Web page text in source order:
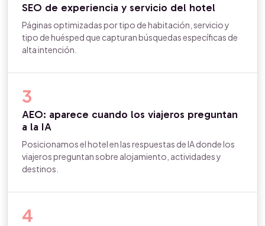
SEO de experiencia y servicio del hotel
Páginas optimizadas por tipo de habitación, servicio y
tipo de huésped que capturan búsquedas específicas de
alta intención.
3
AEO: aparece cuando los viajeros preguntan
a la IA
Posicionamos el hotel en las respuestas de IA donde los
viajeros preguntan sobre alojamiento, actividades y
destinos.
4